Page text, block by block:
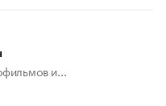
и...